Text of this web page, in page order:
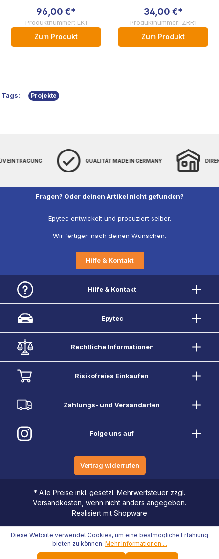
96,00 €*
Produktnummer: LK1
Zum Produkt
34,00 €*
Produktnummer: ZRR1
Zum Produkt
Tags: Projekte
EINTRAGUNG QUALITÄT MADE IN GERMANY
Fragen? Oder deinen Artikel nicht gefunden?
Epytec entwickelt und produziert selber.
Wir fertigen nach deinen Wünschen.
Hilfe & Kontakt
Hilfe & Kontakt
Epytec
Rechtliche Informationen
Risikofreies Einkaufen
Zahlungs- und Versandarten
Folge uns auf
Vertrag widerrufen
* Alle Preise inkl. gesetzl. Mehrwertsteuer zzgl.
Versandkosten, wenn nicht anders angegeben.
Realisiert mit Shopware
Diese Website verwendet Cookies, um eine bestmögliche Erfahrung
bieten zu können. Mehr Informationen ...